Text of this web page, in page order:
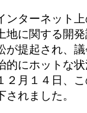
ンターネット
地に関する開
が提起され、
的にホットな
２月１４日、
されました。